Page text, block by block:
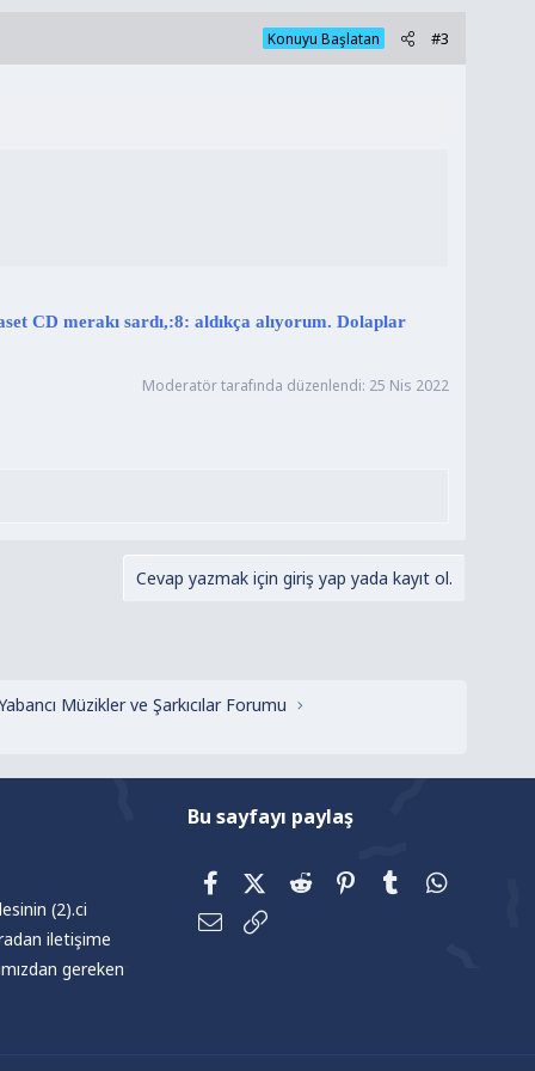
Konuyu Başlatan #3
CD merakı sardı,:8: aldıkça alıyorum. Dolaplar
Moderatör tarafında düzenlendi: 25 Nis 2022
Cevap yazmak için giriş yap yada kayıt ol.
Müzikler ve Şarkıcılar Forumu
(2).ci
iletişime
gereken
Bu sayfayı paylaş
FacebookX (Twitter)
Reddit Pinterest
Tumblr
E-posta